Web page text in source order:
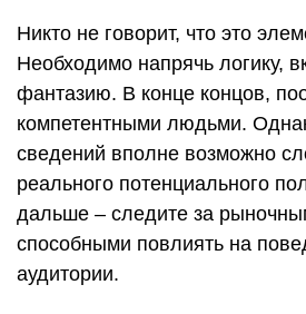
Никто не говорит, что это
Необходимо напрячь логику,
фантазию. В конце концов,
компетентными людьми.
сведений вполне возможно
реального потенциального
дальше – следите за
способными повлиять на
аудитории.